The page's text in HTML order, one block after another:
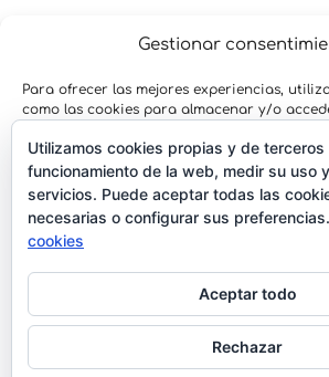
Gestionar
Para ofrecer las mejores experiencias,
como las cookies para almacenar y/o
permitirá procesar datos como el
navegación o las identificaciones únicas en
consentir o retirar el consentimiento,
negativamente a ciertas características y
Aceptar
Denegar
Ver preferencias
Accesorios Typhoon H
TYPHOON H PLUS
Accesorios Typhoon H Plus
Typhoon H3
Typhoon Q500
YUNEEC H520
Terminos y
Utilizamos cookies propias y de
funcionamiento de la web, medir su uso
servicios. Puede aceptar todas las
necesarias o configurar sus preferencias.
cookies
Aceptar todo
Rechazar